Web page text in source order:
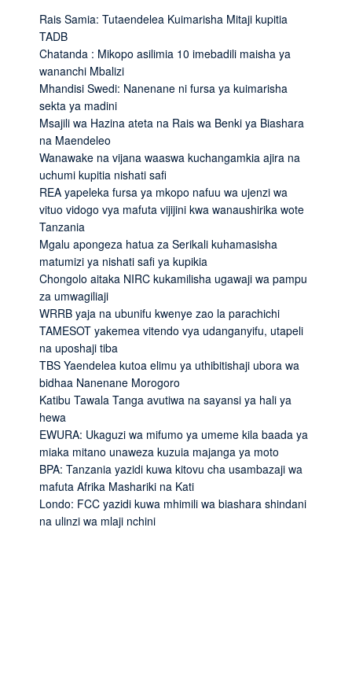
Rais Samia: Tutaendelea Kuimarisha Mitaji kupitia
TADB
Chatanda : Mikopo asilimia 10 imebadili maisha ya
wananchi Mbalizi
Mhandisi Swedi: Nanenane ni fursa ya kuimarisha
sekta ya madini
Msajili wa Hazina ateta na Rais wa Benki ya Biashara
na Maendeleo
Wanawake na vijana waaswa kuchangamkia ajira na
uchumi kupitia nishati safi
REA yapeleka fursa ya mkopo nafuu wa ujenzi wa
vituo vidogo vya mafuta vijijini kwa wanaushirika wote
Tanzania
Mgalu apongeza hatua za Serikali kuhamasisha
matumizi ya nishati safi ya kupikia
Chongolo aitaka NIRC kukamilisha ugawaji wa pampu
za umwagiliaji
WRRB yaja na ubunifu kwenye zao la parachichi
TAMESOT yakemea vitendo vya udanganyifu, utapeli
na uposhaji tiba
TBS Yaendelea kutoa elimu ya uthibitishaji ubora wa
bidhaa Nanenane Morogoro
Katibu Tawala Tanga avutiwa na sayansi ya hali ya
hewa
EWURA: Ukaguzi wa mifumo ya umeme kila baada ya
miaka mitano unaweza kuzuia majanga ya moto
BPA: Tanzania yazidi kuwa kitovu cha usambazaji wa
mafuta Afrika Mashariki na Kati
Londo: FCC yazidi kuwa mhimili wa biashara shindani
na ulinzi wa mlaji nchini